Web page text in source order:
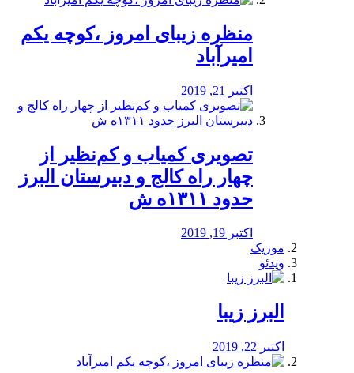
منظره‌‌ زیبای امروز ،کوچه یکم
امیرآباد
اکتبر 21, 2019
️تصویری کمیاب و کم‌نظیر از
چهار راه كالج و دبيرستان البرز
حدود ۱۳۱۱ه ش
اکتبر 19, 2019
موزیک
ویدئو
البرز زیبا
اکتبر 22, 2019